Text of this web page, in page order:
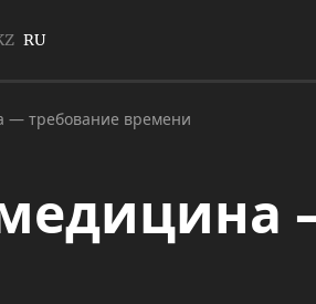
RU
— требование времени